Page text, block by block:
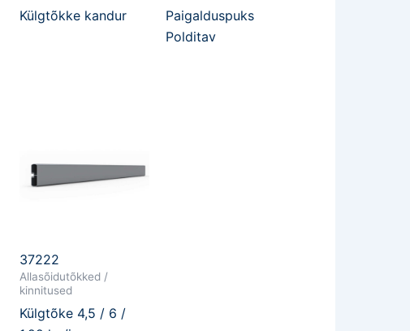
Külgtõkke kandur
Paigalduspuks
Polditav
37222
Allasõidutõkked /
kinnitused
Külgtõke 4,5 / 6 /